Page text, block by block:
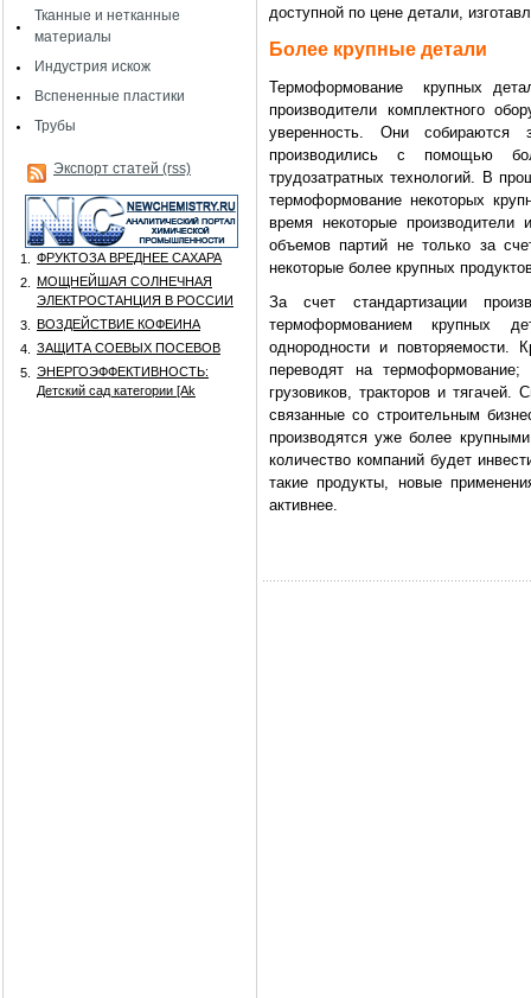
Тканные и нетканные
материалы
Индустрия искож
Вспененные пластики
Трубы
Экспорт статей (rss)
1.
ФРУКТОЗА ВРЕДНЕЕ САХАРА
2.
МОЩНЕЙШАЯ СОЛНЕЧНАЯ
ЭЛЕКТРОСТАНЦИЯ В РОССИИ
3.
ВОЗДЕЙСТВИЕ КОФЕИНА
4.
ЗАЩИТА СОЕВЫХ ПОСЕВОВ
5.
ЭНЕРГОЭФФЕКТИВНОСТЬ:
Детский сад категории [Аk
доступной по цене детали,
Более крупные детали
Термоформование крупных
производители комплектного
уверенность. Они собираются
производились с помощью
трудозатратных технологий. В
термоформование некоторых
время некоторые производители
объемов партий не только за
некоторые более крупных
За счет стандартизации
термоформованием крупных
однородности и повторяемости.
переводят на
грузовиков, тракторов и тягачей.
связанные со строительным
производятся уже более
количество компаний будет
такие продукты, новые
активнее.